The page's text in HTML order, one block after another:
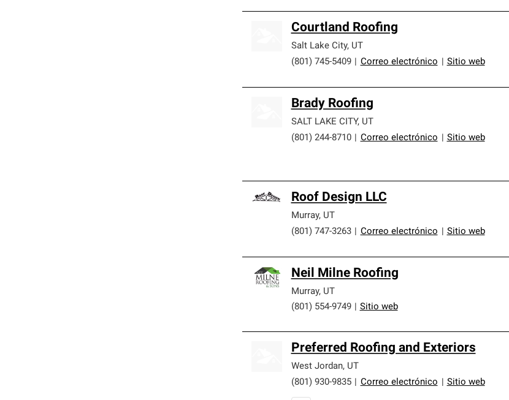
Courtland Roofing
Salt Lake City, UT
(801) 745-5409
Correo electrónico Sitio web
Brady Roofing
SALT LAKE CITY, UT
(801) 244-8710
Correo electrónico Sitio web
Roof Design LLC
Murray, UT
(801) 747-3263
Correo electrónico Sitio web
Neil Milne Roofing
Murray, UT
(801) 554-9749
Sitio web
Preferred Roofing and Exteriors
West Jordan, UT
(801) 930-9835
Correo electrónico Sitio web